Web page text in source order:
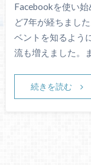
Facebookを使い
ど7年が経ちまし
ベントを知るよう
流も増えました。
続きを読む